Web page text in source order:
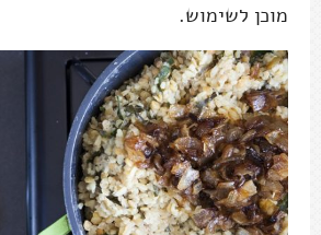
מוכן לשימוש.